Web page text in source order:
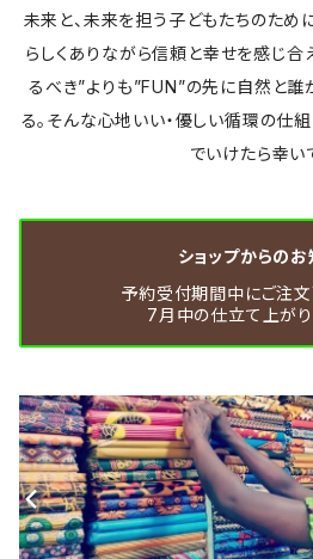
未来と、未来を担う子どもたちのため
らしくありながら信頼と幸せを感じ合
るべき”よりも”FUN”の先に自然と
る。そんな心地いい・優しい循環の仕
でいけたら幸い
ショップからの
予約受付期間中にご注
7月中の仕立て上がり